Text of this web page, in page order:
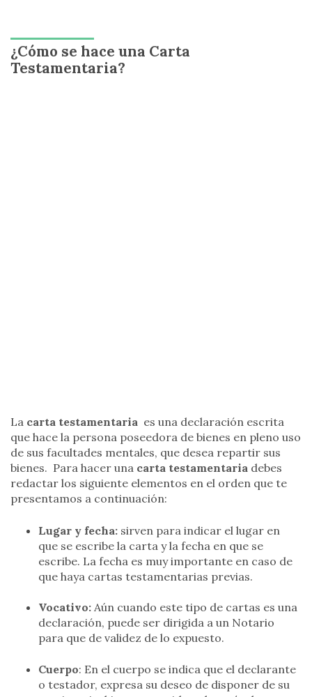
¿Cómo se hace una Carta
Testamentaria?
La carta testamentaria es una declaración escrita
que hace la persona poseedora de bienes en pleno uso
de sus facultades mentales, que desea repartir sus
bienes. Para hacer una carta testamentaria debes
redactar los siguiente elementos en el orden que te
presentamos a continuación:
Lugar y fecha: sirven para indicar el lugar en
que se escribe la carta y la fecha en que se
escribe. La fecha es muy importante en caso de
que haya cartas testamentarias previas.
Vocativo: Aún cuando este tipo de cartas es una
declaración, puede ser dirigida a un Notario
para que de validez de lo expuesto.
Cuerpo: En el cuerpo se indica que el declarante
o testador, expresa su deseo de disponer de su